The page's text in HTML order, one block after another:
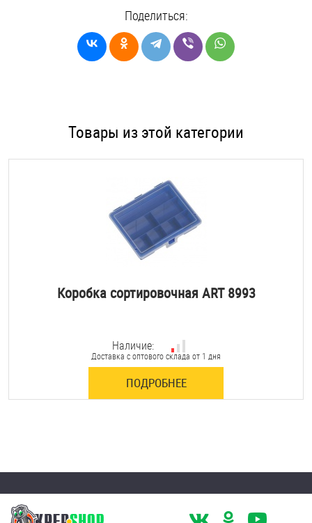
Поделиться:
Товары из этой категории
Коробка сортировочная ART 8993
Наличие:
Доставка с оптового склада от 1 дня
ПОДРОБНЕЕ